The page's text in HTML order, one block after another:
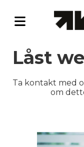
Låst
Ta kontakt med
om